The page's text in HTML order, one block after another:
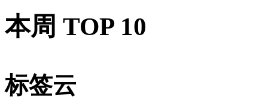
本周 TOP 10
标签云